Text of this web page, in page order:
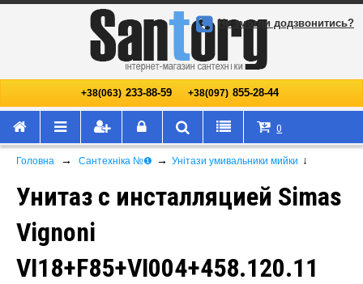
+38(063) 233-88-59 +38(097) 855-28-44
Не змогли додзвонитись?
0
Головна → Сантехніка №❶ → Унітази умивальники мийки ↓
Унитаз с инсталляцией Simas
Vignoni
VI18+F85+VI004+458.120.11